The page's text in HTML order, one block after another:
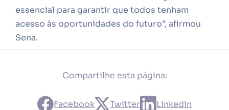
essencial para garantir que todos tenham
acesso às oportunidades do futuro”, afirmou
Sena.
Compartilhe esta página:
Facebook Twitter
Linkedin